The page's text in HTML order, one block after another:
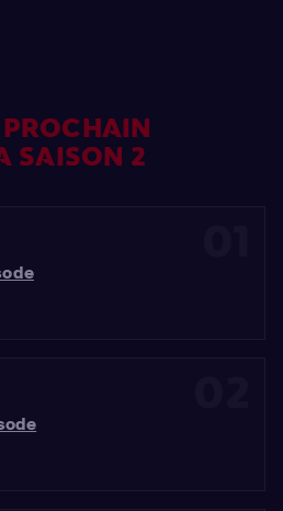
SAISON 2